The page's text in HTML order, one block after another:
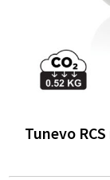
Tunevo